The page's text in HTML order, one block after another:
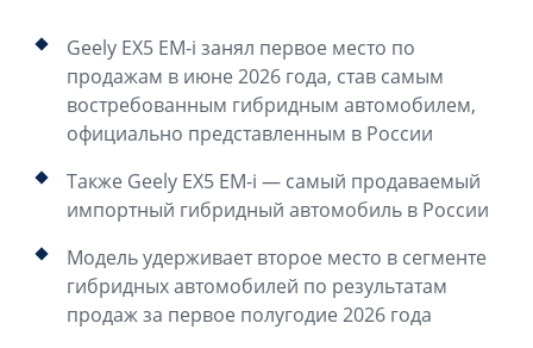
PREFACE
от 3 079 990 ₽*
GEELY EX5
Страхование
GEELY Лизинг
Сервисная книжка
Вопросы и ответы
Geely EX5 EM-i занял первое место по
продажам в июне 2026 года, став самым
востребованным гибридным автомобилем,
официально представленным в России
Также Geely EX5 EM-i — самый продаваемый
импортный гибридный автомобиль в России
Модель удерживает второе место в сегменте
гибридных автомобилей по результатам
продаж за первое полугодие 2026 года